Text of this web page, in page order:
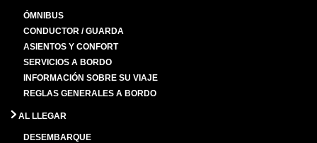
ÓMNIBUS
CONDUCTOR / GUARDA
ASIENTOS Y CONFORT
SERVICIOS A BORDO
INFORMACIÓN SOBRE SU VIAJE
REGLAS GENERALES A BORDO
AL LLEGAR
DESEMBARQUE